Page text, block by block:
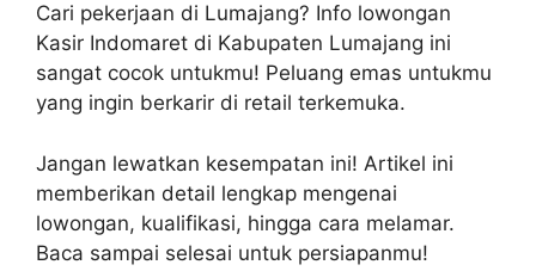
Cari pekerjaan di Lumajang? Info lowongan
Kasir Indomaret di Kabupaten Lumajang ini
sangat cocok untukmu! Peluang emas untukmu
yang ingin berkarir di retail terkemuka.
Jangan lewatkan kesempatan ini! Artikel ini
memberikan detail lengkap mengenai
lowongan, kualifikasi, hingga cara melamar.
Baca sampai selesai untuk persiapanmu!